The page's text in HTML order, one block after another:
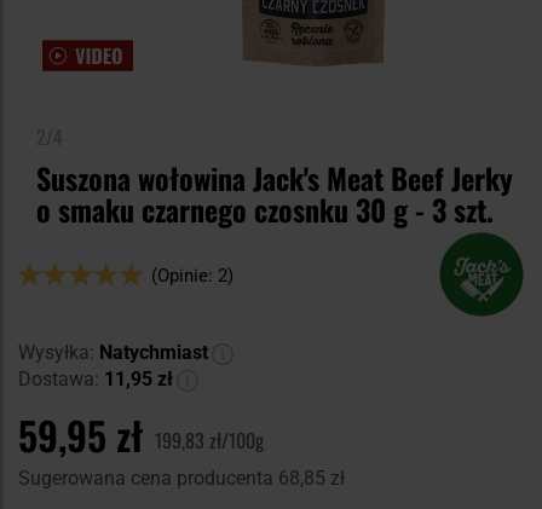
Suszona wołowina Jack's Meat Beef Jerky
o smaku czarnego czosnku 30 g - 3 szt.
Ocena:
(Opinie: 2)
Wysyłka: Natychmiast
Dostawa: 11,95 zł
59,95 zł 199,83 zł/100g
Sugerowana cena producenta 68,85 zł